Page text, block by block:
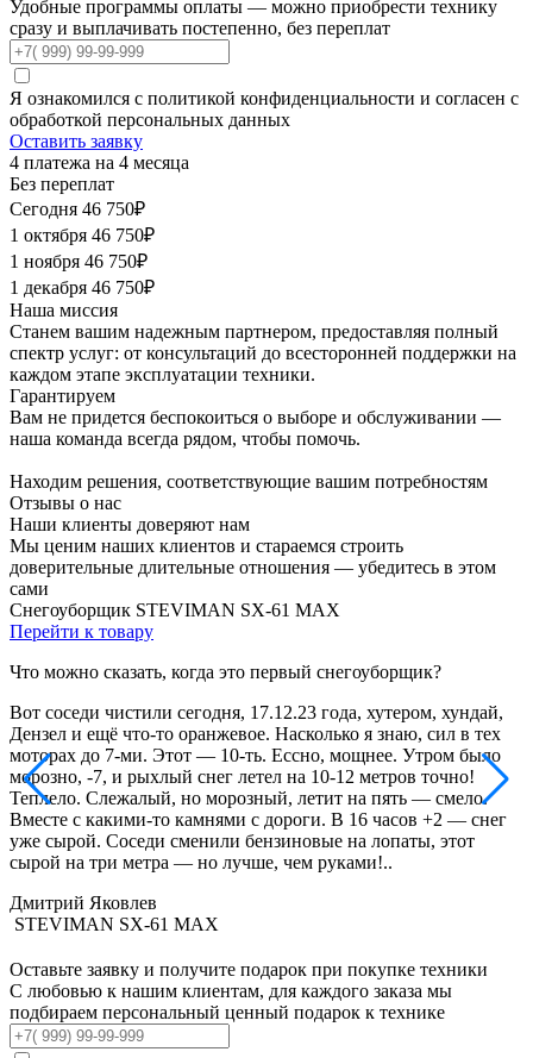
Удобные программы оплаты — можно приобрести технику
сразу и выплачивать постепенно, без переплат
Я ознакомился с политикой конфиденциальности и согласен с
обработкой персональных данных
Оставить заявку
4 платежа на 4 месяца
Без переплат
Сегодня 46 750₽
1 октября 46 750₽
1 ноября 46 750₽
1 декабря 46 750₽
Наша миссия
Станем вашим надежным партнером, предоставляя полный
спектр услуг: от консультаций до всесторонней поддержки на
каждом этапе эксплуатации техники.
Гарантируем
Вам не придется беспокоиться о выборе и обслуживании —
наша команда всегда рядом, чтобы помочь.
Находим решения, соответствующие вашим потребностям
Отзывы о нас
Наши клиенты доверяют нам
Мы ценим наших клиентов и стараемся строить
доверительные длительные отношения — убедитесь в этом
сами
Снегоуборщик STEVIMAN SX-61 MAX
Перейти к товару
Что можно сказать, когда это первый снегоуборщик?
Вот соседи чистили сегодня, 17.12.23 года, хутером, хундай,
Дензел и ещё что-то оранжевое. Насколько я знаю, сил в тех
моторах до 7-ми. Этот — 10-ть. Ессно, мощнее. Утром было
морозно, -7, и рыхлый снег летел на 10-12 метров точно!
Теплело. Слежалый, но морозный, летит на пять — смело.
Вместе с какими-то камнями с дороги. В 16 часов +2 — снег
уже сырой. Соседи сменили бензиновые на лопаты, этот
сырой на три метра — но лучше, чем руками!..
Дмитрий Яковлев
STEVIMAN SX-61 MAX
Оставьте заявку и получите подарок при покупке техники
С любовью к нашим клиентам, для каждого заказа мы
подбираем персональный ценный подарок к технике